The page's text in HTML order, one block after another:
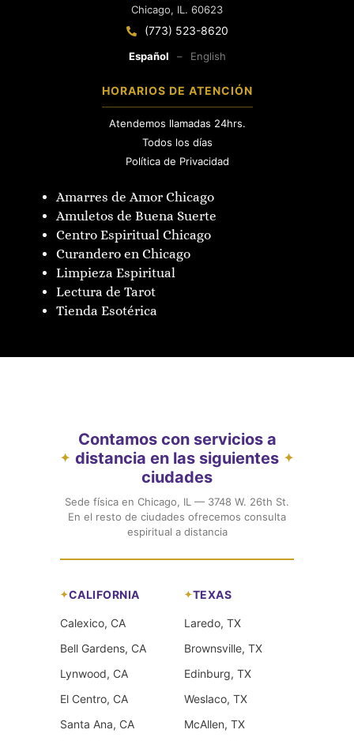
Chicago, IL. 60623
(773) 523-8620
Español – English
HORARIOS DE ATENCIÓN
Atendemos llamadas 24hrs.
Todos los días
Política de Privacidad
Amarres de Amor Chicago
Amuletos de Buena Suerte
Centro Espiritual Chicago
Curandero en Chicago
Limpieza Espiritual
Lectura de Tarot
Tienda Esotérica
✦
Contamos con servicios a
distancia en las siguientes
ciudades
✦
Sede física en Chicago, IL — 3748 W. 26th St.
En el resto de ciudades ofrecemos consulta
espiritual a distancia
CALIFORNIA
Calexico, CA
Bell Gardens, CA
Lynwood, CA
El Centro, CA
Santa Ana, CA
TEXAS
Laredo, TX
Brownsville, TX
Edinburg, TX
Weslaco, TX
McAllen, TX